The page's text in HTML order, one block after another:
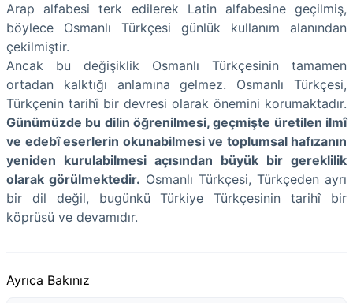
Arap alfabesi terk edilerek Latin alfabesine geçilmiş,
böylece Osmanlı Türkçesi günlük kullanım alanından
çekilmiştir.
Ancak bu değişiklik Osmanlı Türkçesinin tamamen
ortadan kalktığı anlamına gelmez. Osmanlı Türkçesi,
Türkçenin tarihî bir devresi olarak önemini korumaktadır.
Günümüzde bu dilin öğrenilmesi, geçmişte üretilen ilmî
ve edebî eserlerin okunabilmesi ve toplumsal hafızanın
yeniden kurulabilmesi açısından büyük bir gereklilik
olarak görülmektedir. Osmanlı Türkçesi, Türkçeden ayrı
bir dil değil, bugünkü Türkiye Türkçesinin tarihî bir
köprüsü ve devamıdır.
Ayrıca Bakınız